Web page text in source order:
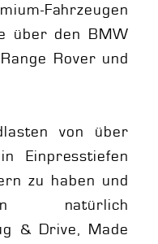
Fahrzeugen
über den BMW
Rover und
von über
Einpresstiefen
zu haben und
natürlich
& Drive, Made